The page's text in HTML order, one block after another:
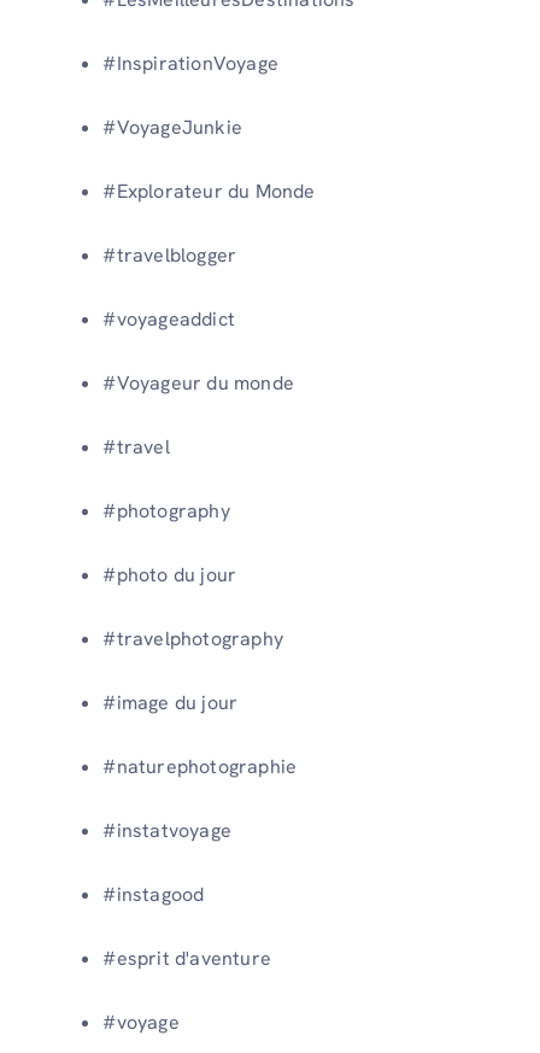
#InspirationVoyage
#VoyageJunkie
#Explorateur du Monde
#travelblogger
#voyageaddict
#Voyageur du monde
#travel
#photography
#photo du jour
#travelphotography
#image du jour
#naturephotographie
#instatvoyage
#instagood
#esprit d'aventure
#voyage